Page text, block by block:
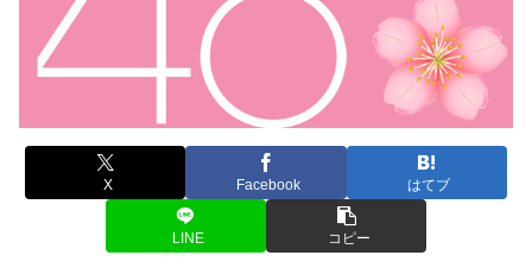
X Facebook はてブ
LINE コピー